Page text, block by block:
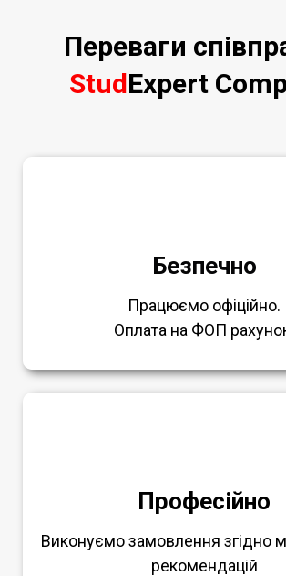
Переваги
StudExpert
Безпечно
Працюємо офіційно.
Оплата на ФОП
Професійно
Виконуємо замовлення згідно
рекомендацій